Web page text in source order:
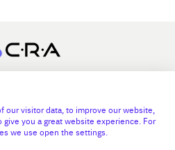
sommes-nous ?
entreprise
our visitor data, to improve our website,
you a great website experience. For
we use open the settings.